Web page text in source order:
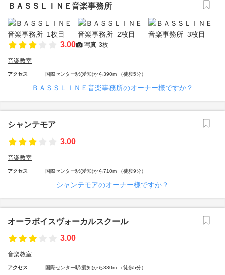
ＢＡＳＳＬＩＮＥ音楽事務所
3.00 写真 3枚
音楽教室
アクセス 国際センター駅(愛知)から390m （徒歩5分）
ＢＡＳＳＬＩＮＥ音楽事務所のオーナー様ですか？
シャンテモア
3.00
音楽教室
アクセス 国際センター駅(愛知)から710m （徒歩9分）
シャンテモアのオーナー様ですか？
オーラボイスヴォーカルスクール
3.00
音楽教室
アクセス 国際センター駅(愛知)から330m （徒歩5分）